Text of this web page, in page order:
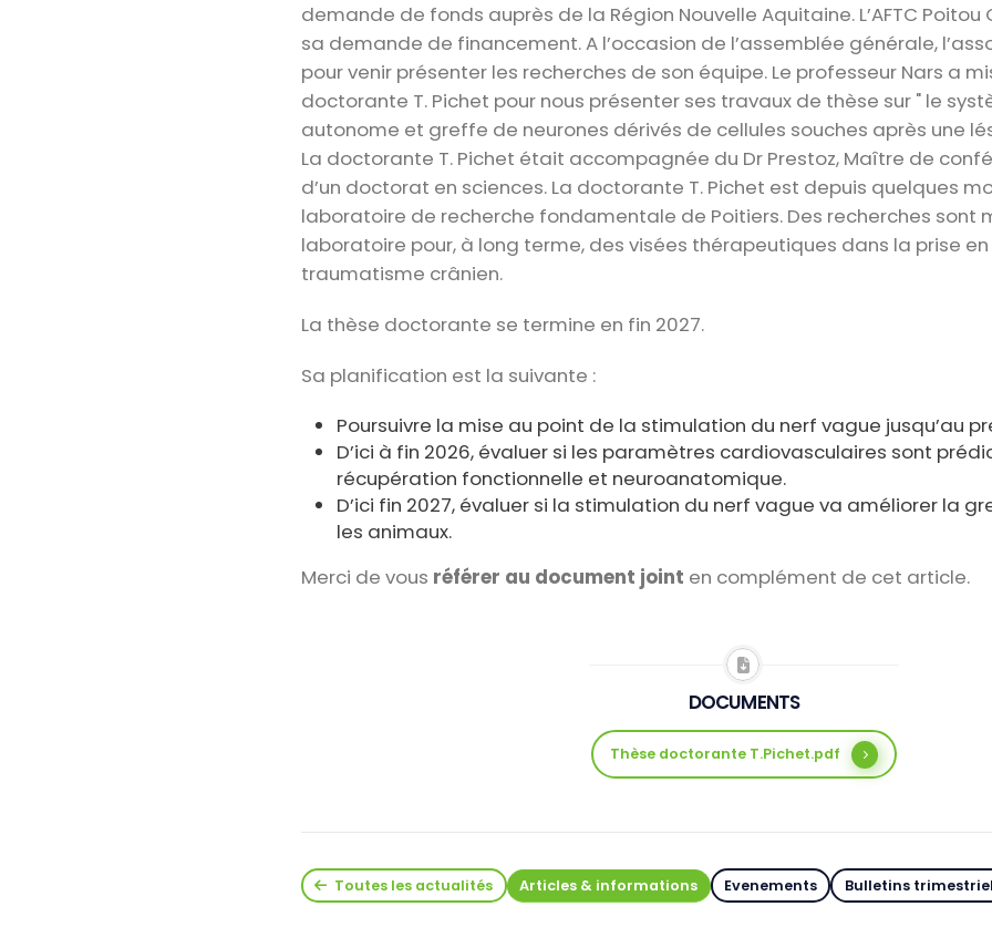
demande de fonds auprès de la Région Nouvelle Aquitaine. L’AFTC
sa demande de financement. A l’occasion de l’assemblée générale,
pour venir présenter les recherches de son équipe. Le professeur Nars a
doctorante T. Pichet pour nous présenter ses travaux de thèse sur " le
autonome et greffe de neurones dérivés de cellules souches après une
La doctorante T. Pichet était accompagnée du Dr Prestoz, Maître de
d’un doctorat en sciences. La doctorante T. Pichet est depuis quelques
laboratoire de recherche fondamentale de Poitiers. Des recherches sont
laboratoire pour, à long terme, des visées thérapeutiques dans la prise
traumatisme crânien.
La thèse doctorante se termine en fin 2027.
Sa planification est la suivante :
Poursuivre la mise au point de la stimulation du nerf vague jusqu’au
D’ici à fin 2026, évaluer si les paramètres cardiovasculaires sont
récupération fonctionnelle et neuroanatomique.
D’ici fin 2027, évaluer si la stimulation du nerf vague va améliorer la
les animaux.
Merci de vous référer au document joint en complément de cet article.
DOCUMENTS
Thèse doctorante T.Pichet.pdf
Toutes les actualités Articles & informations Evenements Bulletins